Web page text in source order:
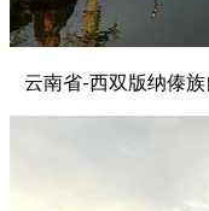
云南省-西双版纳傣